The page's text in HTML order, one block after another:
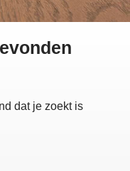
dat je zoekt is